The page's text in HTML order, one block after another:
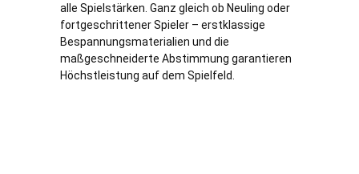
alle Spielstärken. Ganz gleich ob Neuling oder
fortgeschrittener Spieler – erstklassige
Bespannungsmaterialien und die
maßgeschneiderte Abstimmung garantieren
Höchstleistung auf dem Spielfeld.